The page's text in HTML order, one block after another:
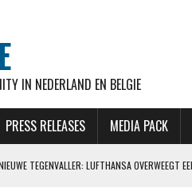
IN NEDERLAND EN BELGIE
PRESS RELEASES MEDIA PACK
TEGENVALLER: LUFTHANSA OVERWEEGT